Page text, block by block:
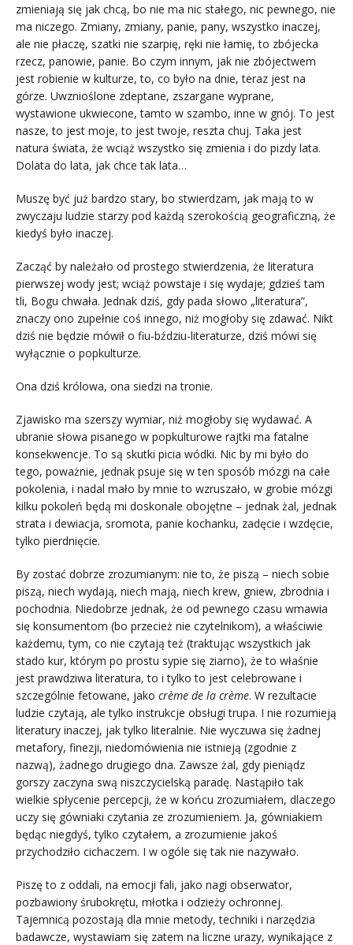
zmieniają się jak chcą, bo nie ma nic stałego, nic pewnego, nie
ma niczego. Zmiany, zmiany, panie, pany, wszystko inaczej,
ale nie płaczę, szatki nie szarpię, ręki nie łamię, to zbójecka
rzecz, panowie, panie. Bo czym innym, jak nie zbójectwem
jest robienie w kulturze, to, co było na dnie, teraz jest na
górze. Uwznioślone zdeptane, zszargane wyprane,
wystawione ukwiecone, tamto w szambo, inne w gnój. To jest
nasze, to jest moje, to jest twoje, reszta chuj. Taka jest
natura świata, że wciąż wszystko się zmienia i do pizdy lata.
Dolata do lata, jak chce tak lata…
Muszę być już bardzo stary, bo stwierdzam, jak mają to w
zwyczaju ludzie starzy pod każdą szerokością geograficzną, że
kiedyś było inaczej.
Zacząć by należało od prostego stwierdzenia, że literatura
pierwszej wody jest; wciąż powstaje i się wydaje; gdzieś tam
tli, Bogu chwała. Jednak dziś, gdy pada słowo „literatura”,
znaczy ono zupełnie coś innego, niż mogłoby się zdawać. Nikt
dziś nie będzie mówił o fiu-bździu-literaturze, dziś mówi się
wyłącznie o popkulturze.
Ona dziś królowa, ona siedzi na tronie.
Zjawisko ma szerszy wymiar, niż mogłoby się wydawać. A
ubranie słowa pisanego w popkulturowe rajtki ma fatalne
konsekwencje. To są skutki picia wódki. Nic by mi było do
tego, poważnie, jednak psuje się w ten sposób mózgi na całe
pokolenia, i nadal mało by mnie to wzruszało, w grobie mózgi
kilku pokoleń będą mi doskonale obojętne – jednak żal, jednak
strata i dewiacja, sromota, panie kochanku, zadęcie i wzdęcie,
tylko pierdnięcie.
By zostać dobrze zrozumianym: nie to, że piszą – niech sobie
piszą, niech wydają, niech mają, niech krew, gniew, zbrodnia i
pochodnia. Niedobrze jednak, że od pewnego czasu wmawia
się konsumentom (bo przecież nie czytelnikom), a właściwie
każdemu, tym, co nie czytają też (traktując wszystkich jak
stado kur, którym po prostu sypie się ziarno), że to właśnie
jest prawdziwa literatura, to i tylko to jest celebrowane i
szczególnie fetowane, jako crème de la crème. W rezultacie
ludzie czytają, ale tylko instrukcje obsługi trupa. I nie rozumieją
literatury inaczej, jak tylko literalnie. Nie wyczuwa się żadnej
metafory, finezji, niedomówienia nie istnieją (zgodnie z
nazwą), żadnego drugiego dna. Zawsze żal, gdy pieniądz
gorszy zaczyna swą niszczycielską paradę. Nastąpiło tak
wielkie spłycenie percepcji, że w końcu zrozumiałem, dlaczego
uczy się gówniaki czytania ze zrozumieniem. Ja, gówniakiem
będąc niegdyś, tylko czytałem, a zrozumienie jakoś
przychodziło cichaczem. I w ogóle się tak nie nazywało.
Piszę to z oddali, na emocji fali, jako nagi obserwator,
pozbawiony śrubokrętu, młotka i odzieży ochronnej.
Tajemnicą pozostają dla mnie metody, techniki i narzędzia
badawcze, wystawiam się zatem na liczne urazy, wynikające z